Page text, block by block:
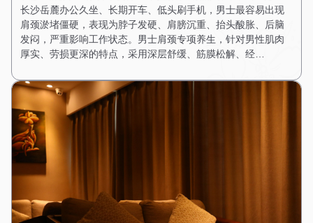
长沙岳麓办公久坐、长期开车、低头刷手机，男士最容易出现
肩颈淤堵僵硬，表现为脖子发硬、肩膀沉重、抬头酸胀、后脑
发闷，严重影响工作状态。男士肩颈专项养生，针对男性肌肉
厚实、劳损更深的特点，采用深层舒缓、筋膜松解、经…